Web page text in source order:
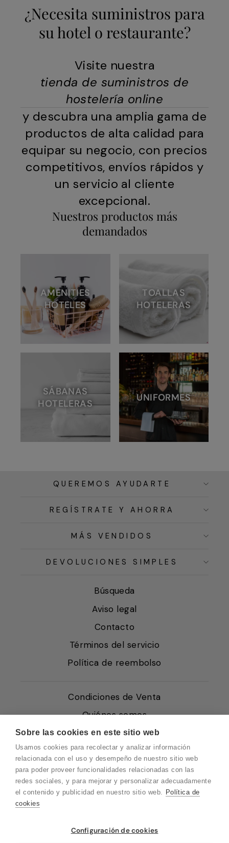
Sobre las cookies en este sitio web
Usamos cookies para recolectar y analizar información
relacionada con el uso y desempeño de nuestro sitio web
para poder proveer funcionalidades relacionadas con las
redes sociales, y para mejorar y personalizar adecuadamente
el contenido y publicidad en nuestro sitio web. Política de
cookies
Configuración de cookies
¿Necesita suministros para
su hotel o restaurante?
Visite nuestra
tienda de suministros de
hostelería online
y descubra una amplia gama de
productos de alta calidad para
equipar su negocio, con precios
competitivos, envíos rápidos y
un servicio al cliente
excepcional.
Nuestros productos más
demandados
AMENITIES
HOTELES
TOALLAS
HOTELERAS
SÁBANAS
HOTELERAS
UNIFORMES
QUEREMOS AYUDARTE
REGÍSTRATE Y AHORRA
MÁS VENDIDOS
DEVOLUCIONES SIMPLES
Búsqueda
Aviso legal
Contacto
Términos del servicio
Política de reembolso
Condiciones de Venta
Quiénes somos
Política de Cookies
Protección de Datos
Blog EN
Blog FR
Vuelvo en un momento. Recuerda que
nuestro horario de atención al cliente es de